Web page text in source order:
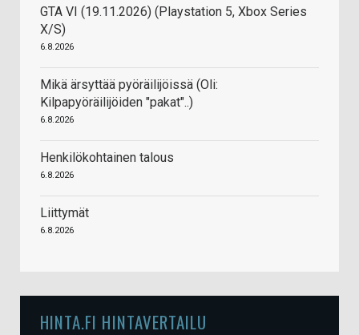
GTA VI (19.11.2026) (Playstation 5, Xbox Series
X/S)
6.8.2026
Mikä ärsyttää pyöräilijöissä (Oli:
Kilpapyöräilijöiden "pakat"..)
6.8.2026
Henkilökohtainen talous
6.8.2026
Liittymät
6.8.2026
HINTA.FI HINTAVERTAILU